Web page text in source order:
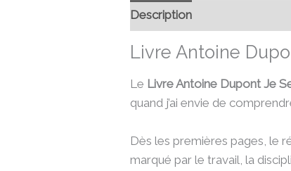
Description
Livre Antoine
Le Livre Antoine Dupont Je
quand j’ai envie de
Dès les premières pages, le
marqué par le travail, la